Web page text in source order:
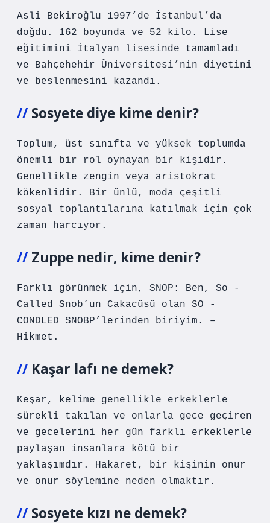
Asli Bekiroğlu 1997’de İstanbul’da
doğdu. 162 boyunda ve 52 kilo. Lise
eğitimini İtalyan lisesinde tamamladı
ve Bahçehehir Üniversitesi’nin diyetini
ve beslenmesini kazandı.
Sosyete diye kime denir?
Toplum, üst sınıfta ve yüksek toplumda
önemli bir rol oynayan bir kişidir.
Genellikle zengin veya aristokrat
kökenlidir. Bir ünlü, moda çeşitli
sosyal toplantılarına katılmak için çok
zaman harcıyor.
Zuppe nedir, kime denir?
Farklı görünmek için, SNOP: Ben, So -
Called Snob’un Cakacüsü olan SO -
CONDLED SNOBP’lerinden biriyim. –
Hikmet.
Kaşar lafı ne demek?
Keşar, kelime genellikle erkeklerle
sürekli takılan ve onlarla gece geçiren
ve gecelerini her gün farklı erkeklerle
paylaşan insanlara kötü bir
yaklaşımdır. Hakaret, bir kişinin onur
ve onur söylemine neden olmaktır.
Sosyete kızı ne demek?